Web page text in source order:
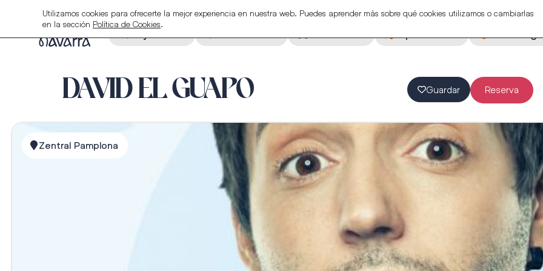
Eventos
DAVID EL GUAPO Guardar Reserva
Zentral Pamplona
Utilizamos cookies para ofrecerte la mejor experiencia en nuestra web. Puedes aprender más sobre qué cookies utilizamos o cambiarlas
en la sección Política de Cookies.